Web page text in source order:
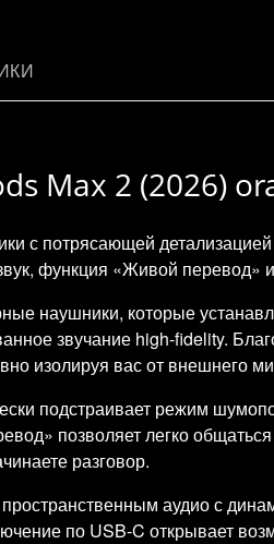
Max 2 (2026)
с потрясающей
функция «Живой перевод»
наушники, которые
звучание high-fidelity.
изолируя вас от внешнего
подстраивает режим
позволяет легко
разговор.
аудио с
по USB-C открывает